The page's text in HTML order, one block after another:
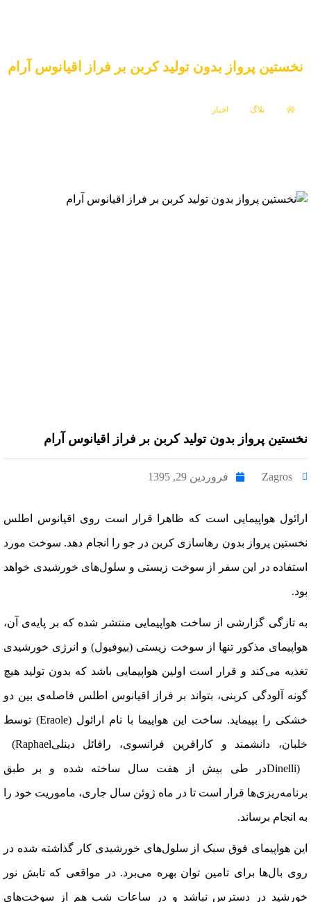
نخستین پرواز بدون تولید کربن بر فراز اقیانوس آرام
بلاگ اخبار
نخستین پرواز بدون تولید کربن بر فراز اقیانوس آرام
Zagros فروردین 29, 1395
ارائول هواپیمایی است که ظاهرا قرار است روی اقیانوس اطلس
نخستین پرواز بدون رهاسازی کربن در جو را انجام دهد. سوخت مورد
استفاده در این سفر از سوخت زیستی و سلول‌های خورشیدی خواهد
بود.
به تازگی گزارشی از ساخت هواپیمایی منتشر شده که بر پایه‌ی آن،
هواپیمای مذکور تنها از سوخت زیستی (بیوفیول) و انرژی خورشیدی
تغذیه می‌کند و قرار است اولین هواپیمایی باشد که بدون تولید هیچ‌
گونه آلودگی کربنی، بتواند بر فراز اقیانوس اطلس فاصله‌ی بین دو
خشکی را بپیماید. ساخت این هواپیما با نام ارائول (Eraole) توسط
خلبان، دانشمند و کارافرین فرانسوی، رافائل دینلی(Raphael
Dinelli)در طی بیش از هفت سال ساخته شده و بر طبق
برنامه‌ریز‌ی‌ها قرار است تا در ماه ژوئن سال جاری، ماموریت خود را
به انجام برساند.
این هواپیمای فوق سبک از سلول‌های خورشیدی کار گذاشته شده در
روی بال‌ها برای تامین توان بهره می‌برد. در مواقعی که تابش نور
خورشید در دسترس نباشد و در ساعات شب هم از سوخت‌های